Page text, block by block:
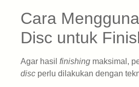
Cara
Disc untuk
Agar hasil finishing maksimal,
disc perlu dilakukan dengan